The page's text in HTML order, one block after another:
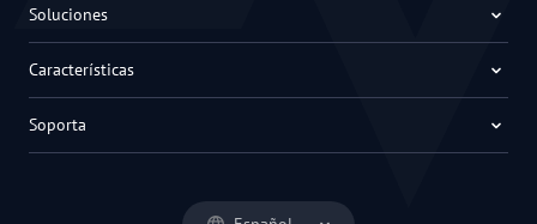
Soluciones
Características
Soporta